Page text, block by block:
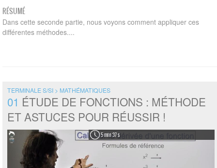
RÉSUMÉ
Dans cette seconde partie, nous voyons comment appliquer ces
différentes méthodes....
TERMINALE S/SI > MATHÉMATIQUES
01 ÉTUDE DE FONCTIONS : MÉTHODE
ET ASTUCES POUR RÉUSSIR !
5 min 37 s